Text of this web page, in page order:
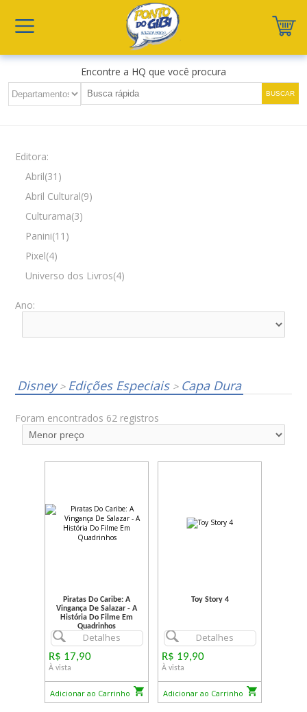
Encontre a HQ que você procura
Editora:
Abril(31)
Abril Cultural(9)
Culturama(3)
Panini(11)
Pixel(4)
Universo dos Livros(4)
Ano:
Disney> Edições Especiais > Capa Dura
Foram encontrados 62 registros
Piratas Do Caribe: A
Vingança De Salazar - A
História Do Filme Em
Quadrinhos
Detalhes
R$ 17,90
À vista
Adicionar ao Carrinho
Toy Story 4
Detalhes
R$ 19,90
À vista
Adicionar ao Carrinho